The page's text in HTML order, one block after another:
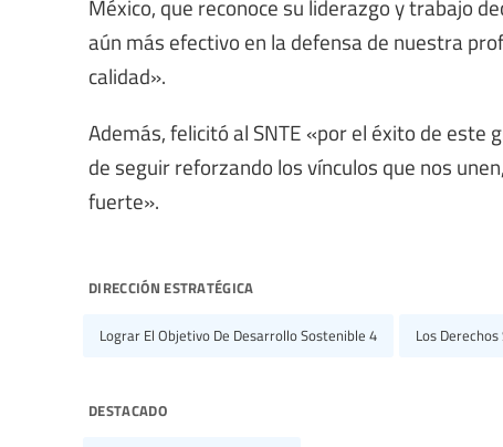
México, que reconoce su liderazgo y trabajo
aún más efectivo en la defensa de nuestra
calidad».
Además, felicitó al SNTE «por el éxito de
de seguir reforzando los vínculos que nos
fuerte».
dirección estratégica
Lograr El Objetivo De Desarrollo Sostenible 4 Los
destacado